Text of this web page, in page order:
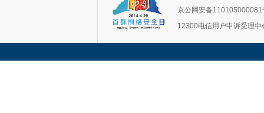
京公网安备110105000081
12300电信用户申诉受理中